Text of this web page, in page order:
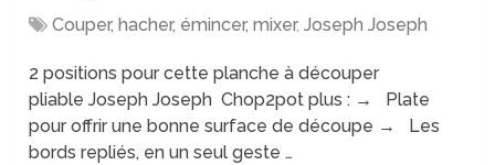
Couper, hacher, émincer, mixer,Joseph Joseph
2 positions pour cette planche à découper
pliable Joseph Joseph Chop2pot plus : → Plate
pour offrir une bonne surface de découpe → Les
bords repliés, en un seul geste …